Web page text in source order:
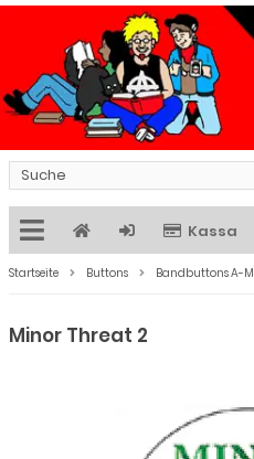
Kassa
Startseite Buttons Bandbuttons A-M
Minor Threat 2